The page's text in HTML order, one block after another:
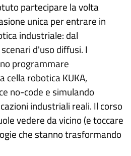
partecipare la volta
unica per entrare in
industriale: dal
d'uso diffusi. I
programmare
robotica KUKA,
no-code e simulando
industriali reali. Il corso
vedere da vicino (e toccare
che stanno trasformando